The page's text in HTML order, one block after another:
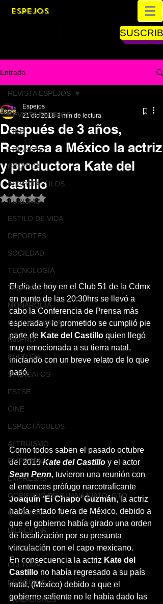
ESPEJOS
Entrada
REVISTA ESPEJOS
CINE
FINANZAS
POLÍTICA
ESPECTÁCULOS
TURISMO
ESTILO DE VIDA
DEPORTES
SOCIEDAD
TECNOLOGÍA
TABASCO
MONARQUÍA
GASTRONOMÍA
DINERO
CULTURA
SINDICATOS
FSTSE
CINE
ESPECTÁCULOS
ALTRUISMO
EMPRESAS
EMPRESAS
GOBIERNO DE GUANAJUATO, GTO
CULTURA
BIENESTAR
EMPRESAS
CULTURA
NEGOCIOS
TRADICIONES
REVISTA ESPEJOS
Después de 3 años,
Regresa a México la actriz
y productora Kate del
Castillo
Espejos
21 dic 2018 3 min de lectura
Obtuvo NaN de 5 estrellas.
El día de hoy en el Club 51 de la Cdmx
en punto de las 20:30hrs se llevó a
cabo la Conferencia de Prensa más
esperada y lo prometido se cumplió pie
parte de Kate del Castillo quien llegó
muy emocionada a su tierra natal,
iniciando con un breve relato de lo que
pasó.
Como todos saben el pasado octubre
del 2015 Kate del Castillo y el actor
Sean Penn, tuvieron una reunión con
el entonces prófugo narcotraficante
Joaquín ‘El Chapo’ Guzmán, la actriz
había estado fuera de México, debido a
que el gobierno había girado una orden
de localización por su presunta
vinculación con el capo mexicano.
En consecuencia la actriz Kate del
Castillo no había regresado a su país
natal, (México) debido a que el
gobierno saliente no le había dado las